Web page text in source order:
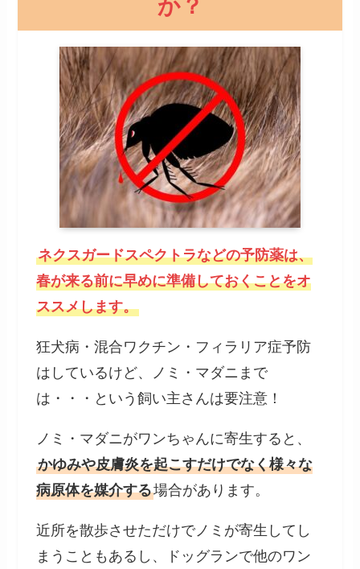
か？
ネクスガードスペクトラなどの予防薬は、
春が来る前に早めに準備しておくことをオ
ススメします。
狂犬病・混合ワクチン・フィラリア症予防
はしているけど、ノミ・マダニまで
は・・・という飼い主さんは要注意！
ノミ・マダニがワンちゃんに寄生すると、
かゆみや皮膚炎を起こすだけでなく様々な
病原体を媒介する場合があります。
近所を散歩させただけでノミが寄生してし
まうこともあるし、ドッグランで他のワン